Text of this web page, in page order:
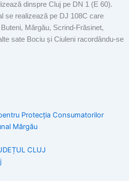
dinspre Cluj pe DN 1 (E 60).
se realizează pe DJ 108C care
Mărgău, Scrind-Frăsinet,
sate Bociu și Ciuleni racordându-se
Protecția Consumatorilor
Mărgău
CLUJ